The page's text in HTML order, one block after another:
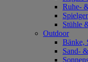
Ruhe-
Stühle
Outdoor
Bänke,
Sand-